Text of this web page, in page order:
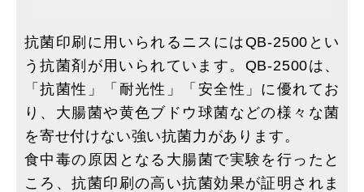
抗菌印刷に用いられるニスにはQB-2500とい
う抗菌剤が用いられています。QB-2500は、
「抗菌性」「耐光性」「安全性」に優れてお
り、大腸菌や黄色ブドウ球菌などの様々な菌
を寄せ付けない強い抗菌力があります。
食中毒の原因となる大腸菌で実験を行ったと
ころ、抗菌印刷の高い抗菌効果が証明されま